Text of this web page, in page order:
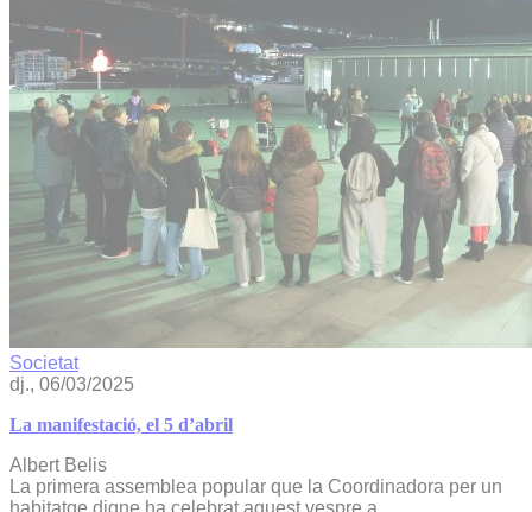
Societat
dj., 06/03/2025
La manifestació, el 5 d’abril
Albert Belis
La primera assemblea popular que la Coordinadora per un
habitatge digne ha celebrat aquest vespre a...